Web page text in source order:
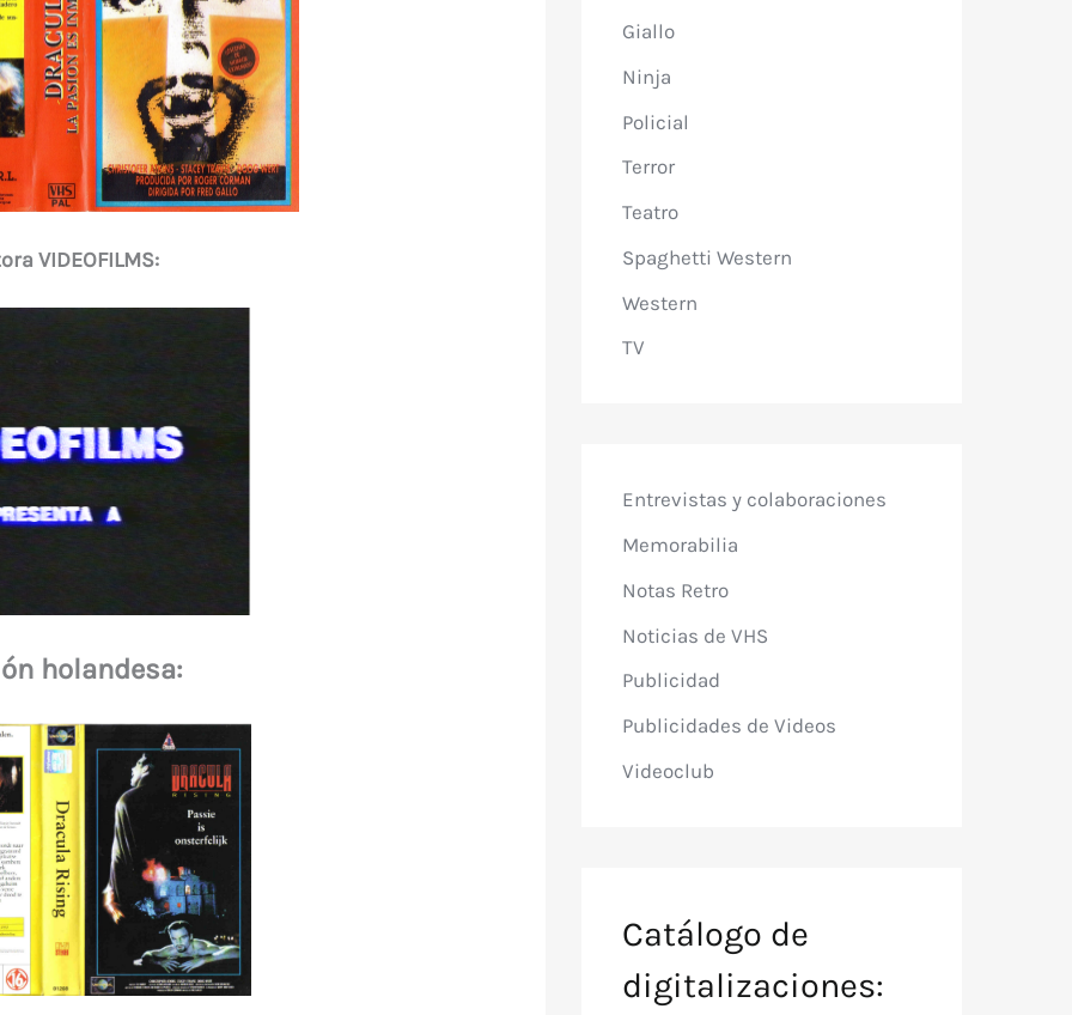
VIDEOFILMS:
holandesa:
Giallo
Ninja
Policial
Terror
Teatro
Spaghetti Western
Western
TV
Entrevistas y colaboraciones
Memorabilia
Notas Retro
Noticias de VHS
Publicidad
Publicidades de Videos
Videoclub
Catálogo de
digitalizaciones: